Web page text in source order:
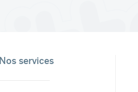
Nos services